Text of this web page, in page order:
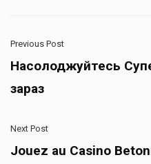
Previous Post
Насолоджуйтесь
зараз
Next Post
Jouez au Casino